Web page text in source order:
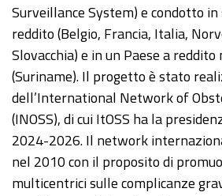
Surveillance System) e condotto in
reddito (Belgio, Francia, Italia,
Slovacchia) e in un Paese a
(Suriname). Il progetto è stato
dell’International Network of
(INOSS), di cui ItOSS ha la
2024-2026. Il network
nel 2010 con il proposito di
multicentrici sulle complicanze